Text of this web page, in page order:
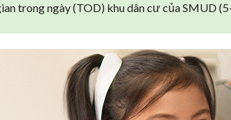
trong ngày (TOD) khu dân cư của SMUD